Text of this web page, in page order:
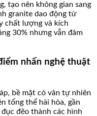
tạo nên không gian sang
granite dao động từ
chất lượng và kích
30% nhưng vẫn đảm
nhấn nghệ thuật
bề mặt có vân tự nhiên
tổng thể hài hòa, gần
đục đẽo thành các hình